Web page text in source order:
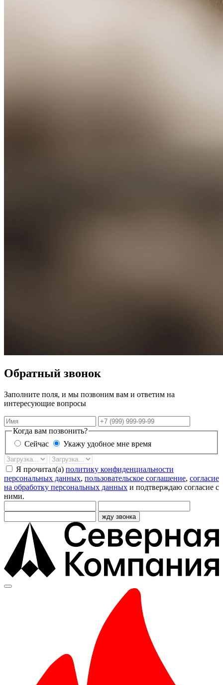
Обратный звонок
Заполните поля, и мы позвоним вам и ответим на
интересующие вопросы
Имя
Телефон
Когда вам позвонить?
Сейчас
Укажу удобное мне время
Дата
звонка
Время
Я прочитал(а) политику конфиденциальности
персональных данных, пользовательское соглашение, согласие
на обработку персональных данных и подтверждаю согласие с
ними.
жду звонка